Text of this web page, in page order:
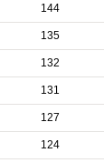
144
135
132
131
127
124